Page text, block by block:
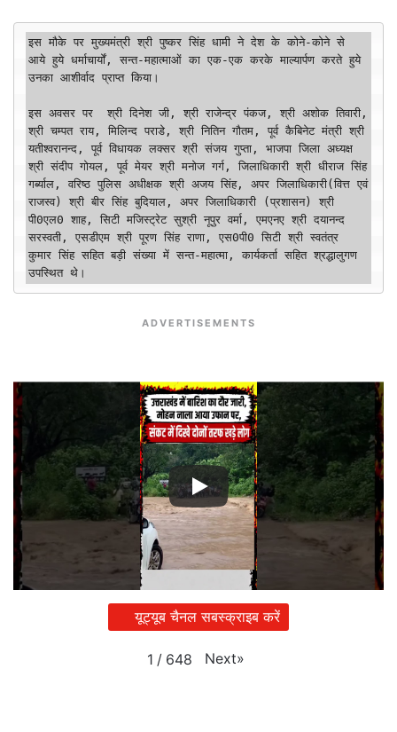
इस मौके पर मुख्यमंत्री श्री पुष्कर सिंह धामी ने देश के कोने-कोने से
आये हुये धर्माचार्यों, सन्त-महात्माओं का एक-एक करके माल्यार्पण करते हुये
उनका आशीर्वाद प्राप्त किया।
इस अवसर पर  श्री दिनेश जी, श्री राजेन्द्र पंकज, श्री अशोक तिवारी,
श्री चम्पत राय, मिलिन्द पराडे, श्री नितिन गौतम, पूर्व कैबिनेट मंत्री श्री
यतीश्वरानन्द, पूर्व विधायक लक्सर श्री संजय गुप्ता, भाजपा जिला अध्यक्ष
श्री संदीप गोयल, पूर्व मेयर श्री मनोज गर्ग, जिलाधिकारी श्री धीराज सिंह
गर्ब्याल, वरिष्ठ पुलिस अधीक्षक श्री अजय सिंह, अपर जिलाधिकारी(वित्त एवं
राजस्व) श्री बीर सिंह बुदियाल, अपर जिलाधिकारी (प्रशासन) श्री
पी0एल0 शाह, सिटी मजिस्ट्रेट सुश्री नूपुर वर्मा, एमएनए श्री दयानन्द
सरस्वती, एसडीएम श्री पूरण सिंह राणा, एस0पी0 सिटी श्री स्वतंत्र
कुमार सिंह सहित बड़ी संख्या में सन्त-महात्मा, कार्यकर्ता सहित श्रद्धालुगण
उपस्थित थे।
ADVERTISEMENTS
यूट्यूब चैनल सबस्क्राइब करें
1 / 648 Next»